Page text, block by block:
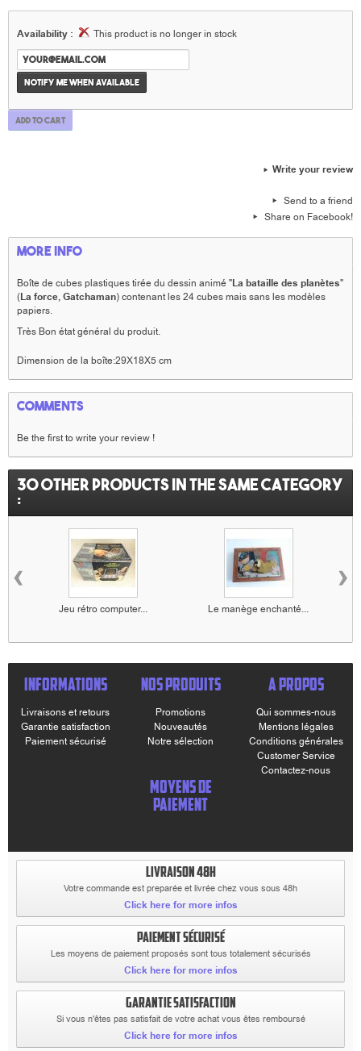
Availability : This product is no longer in stock
Notify me when available
Add to cart
Write your review
Send to a friend
Share on Facebook!
More info
Boîte de cubes plastiques tirée du dessin animé "La bataille des planètes"
(La force,Gatchaman) contenant les 24 cubes mais sans les modèles
papiers.
Très Bon état général du produit.
Dimension de la boîte:29X18X5 cm
Comments
Be the first to write your review !
30 other products in the same category
:
Jeu rétro computer... Le manège enchanté...
‹ ›
INFORMATIONS
Livraisons et retours
Garantie satisfaction
Paiement sécurisé
NOS PRODUITS
Promotions
Nouveautés
Notre sélection
A PROPOS
Qui sommes-nous
Mentions légales
Conditions générales
Customer Service
Contactez-nous
MOYENS DE
PAIEMENT
LIVRAISON 48H
Votre commande est preparée et livrée chez vous sous 48h
Click here for more infos
PAIEMENT SÉCURISÉ
Les moyens de paiement proposés sont tous totalement sécurisés
Click here for more infos
GARANTIE SATISFACTION
Si vous n'êtes pas satisfait de votre achat vous êtes remboursé
Click here for more infos